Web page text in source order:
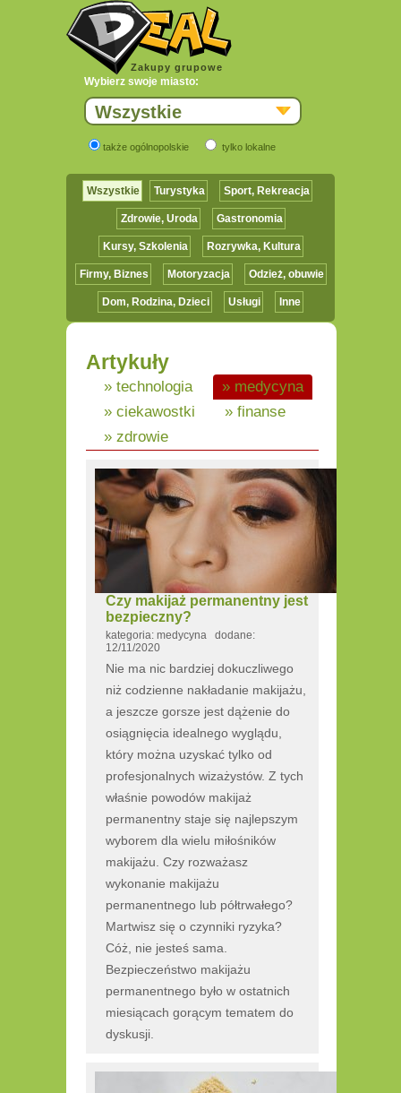
Zakupy grupowe
Wybierz swoje miasto:
Wszystkie
także ogólnopolskie tylko lokalne
Wszystkie Turystyka Sport, Rekreacja
Zdrowie, Uroda Gastronomia
Kursy, Szkolenia Rozrywka, Kultura
Firmy, Biznes Motoryzacja Odzież, obuwie
Dom, Rodzina, Dzieci Usługi Inne
Artykuły
» technologia
» medycyna
» ciekawostki
» finanse
» zdrowie
Czy makijaż permanentny jest
bezpieczny?
kategoria: medycyna dodane:
12/11/2020
Nie ma nic bardziej dokuczliwego
niż codzienne nakładanie makijażu,
a jeszcze gorsze jest dążenie do
osiągnięcia idealnego wyglądu,
który można uzyskać tylko od
profesjonalnych wizażystów. Z tych
właśnie powodów makijaż
permanentny staje się najlepszym
wyborem dla wielu miłośników
makijażu. Czy rozważasz
wykonanie makijażu
permanentnego lub półtrwałego?
Martwisz się o czynniki ryzyka?
Cóż, nie jesteś sama.
Bezpieczeństwo makijażu
permanentnego było w ostatnich
miesiącach gorącym tematem do
dyskusji.